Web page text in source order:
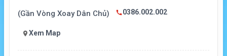
(Gần Vòng Xoay Dân Chủ) 0386.002.002
Xem Map